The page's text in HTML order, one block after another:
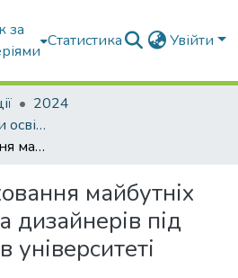
за
Статистика Увійти
2024
Актуальні проблеми освітнього процесу в контексті європейського вибору України
Естетичне виховання майбутніх архітекторів та дизайнерів під час навчання в університеті
майбутніх
дизайнерів під
університеті